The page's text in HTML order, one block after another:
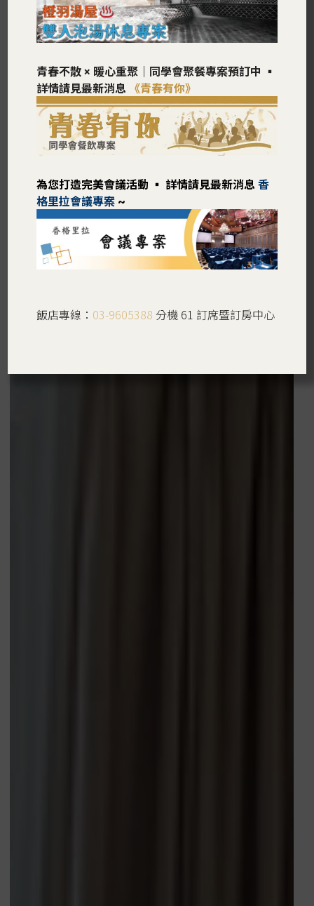
青春不散 × 暖心重聚｜同學會聚餐專案預訂中 ▪︎
詳情請見最新消息
《青春有你》
為您打造完美會議活動 ▪︎ 詳情請見最新消息 香
格里拉會議專案 ~
飯店專線： 03-9605388 分機 61 訂席暨訂房中心